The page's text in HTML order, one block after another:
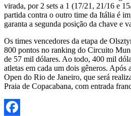
virada, por 2 sets a 1 (17/21, 21/16 e
partida contra o outro time da Itália é
garanta a segunda posição da chave e
Os times vencedores da etapa de
800 pontos no ranking do Circuito
de 57 mil dólares. Ao todo, 400 mil
atletas em cada um dois gêneros. Após
Open do Rio de Janeiro, que será
Praia de Copacabana, com entrada